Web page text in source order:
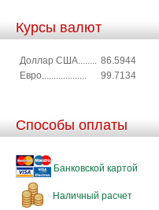
Курсы валют
Доллар США........ 86.5944
Евро...................
99.7134
Способы оплаты
Банковской картой
Наличный расчет